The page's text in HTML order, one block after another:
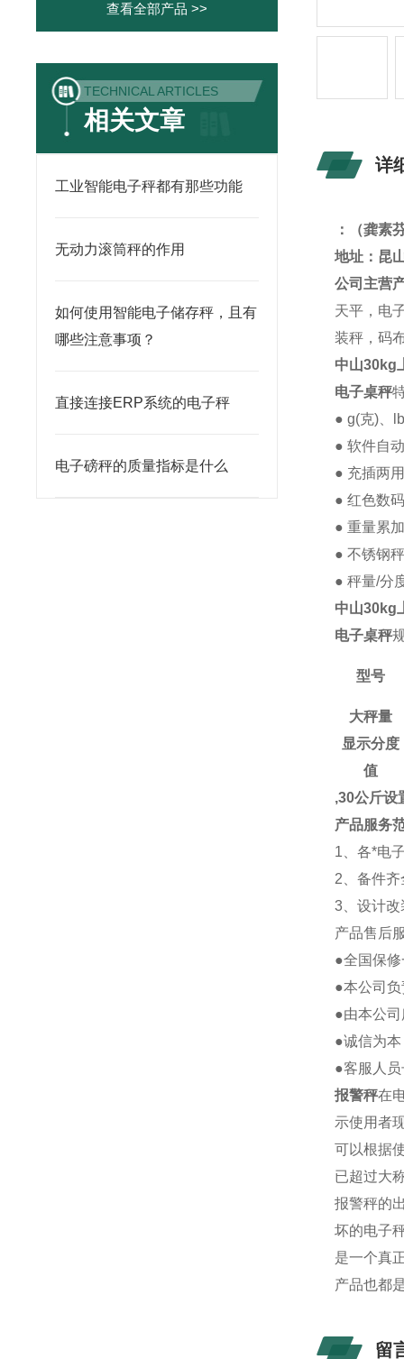
查看全部产品 >>
TECHNICAL ARTICLES
相关文章
工业智能电子秤都有那些功能
无动力滚筒秤的作用
如何使用智能电子储存秤，且有
哪些注意事项？
直接连接ERP系统的电子秤
电子磅秤的质量指标是什么
详
：
（龚
地址：昆
公司主营
天平，电
装秤，码
中山30kg
电子桌秤
● g(克)、
● 软件自
● 充插两
● 红色数
● 重量累
● 不锈钢
● 秤量/分
中山30kg
电子桌秤
型号
大秤量
显示分度
值
,30公斤设
产品服务
1、各*电
2、备件
3、设计
产品售后
●全国保
●本公司
●由本公
●诚信为
●客服人
报警秤在
示使用者
可以根据
已超过大
报警秤的
坏的电子
是一个真
产品也都
留